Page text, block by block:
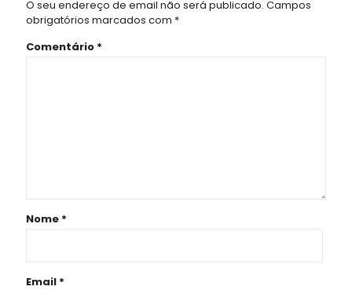
O seu endereço de email não será publicado. Campos
obrigatórios marcados com *
Comentário *
Nome *
Email *